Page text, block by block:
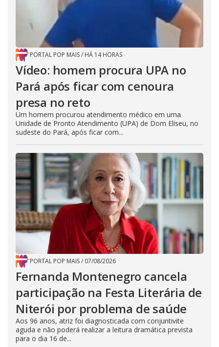
PORTAL POP MAIS/ HÁ 14 HORAS
Vídeo: homem procura UPA no
Pará após ficar com cenoura
presa no reto
Um homem procurou atendimento médico em uma
Unidade de Pronto Atendimento (UPA) de Dom Eliseu, no
sudeste do Pará, após ficar com...
PORTAL POP MAIS/ 07/08/2026
Fernanda Montenegro cancela
participação na Festa Literária de
Niterói por problema de saúde
Aos 96 anos, atriz foi diagnosticada com conjuntivite
aguda e não poderá realizar a leitura dramática prevista
para o dia 16 de...